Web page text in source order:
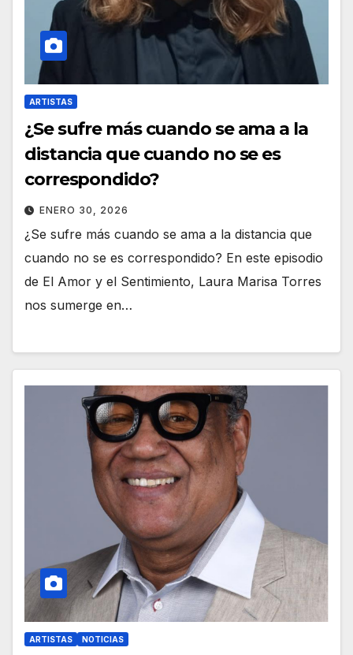
ARTISTAS
¿Se sufre más cuando se ama a la
distancia que cuando no se es
correspondido?
ENERO 30, 2026
¿Se sufre más cuando se ama a la distancia que
cuando no se es correspondido? En este episodio
de El Amor y el Sentimiento, Laura Marisa Torres
nos sumerge en…
ARTISTAS NOTICIAS